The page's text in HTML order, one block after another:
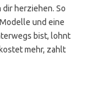
dir herziehen. So
und eine
bist, lohnt
mehr, zahlt